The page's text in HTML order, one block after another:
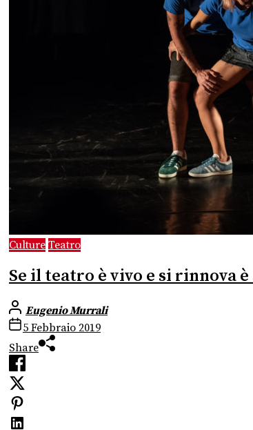
Culture Teatro
Se il teatro è vivo e si rinnova
Eugenio Murrali
5 Febbraio 2019
Share